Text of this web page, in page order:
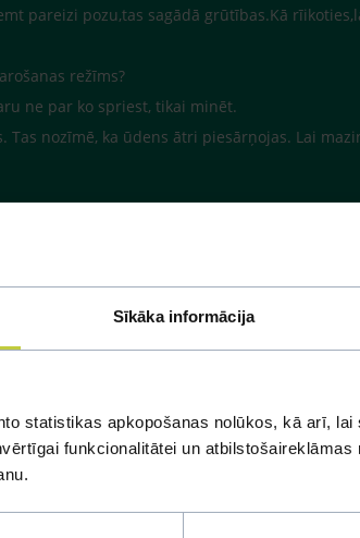
Sīkāka informācija
statistikas apkopošanas nolūkos, kā arī,
funkcionalitātei un
pareizi pozu,tas sagādā grūtības.Kā
režīms?
ne par ko spriest, tikai minēt.
nozīmē, ka ūdens ātri piesārņojas. Lai
dodiet saldēto dzīvo barību, vienu dienu